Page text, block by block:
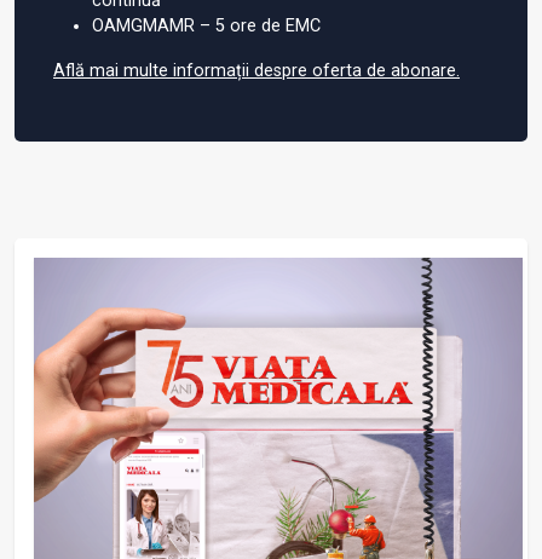
OAMGMAMR – 5 ore de EMC
Află mai multe informații despre oferta de abonare.